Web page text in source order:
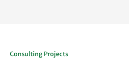
Consulting Projects